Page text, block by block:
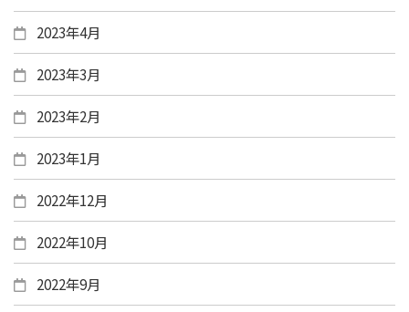
2023年4月
2023年3月
2023年2月
2023年1月
2022年12月
2022年10月
2022年9月